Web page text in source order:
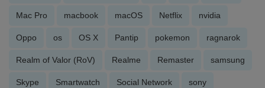
Mac Pro macbook macOS Netflix nvidia
Oppo os OS X Pantip pokemon ragnarok
Realm of Valor (RoV) Realme Remaster samsung
Skype Smartwatch Social Network sony